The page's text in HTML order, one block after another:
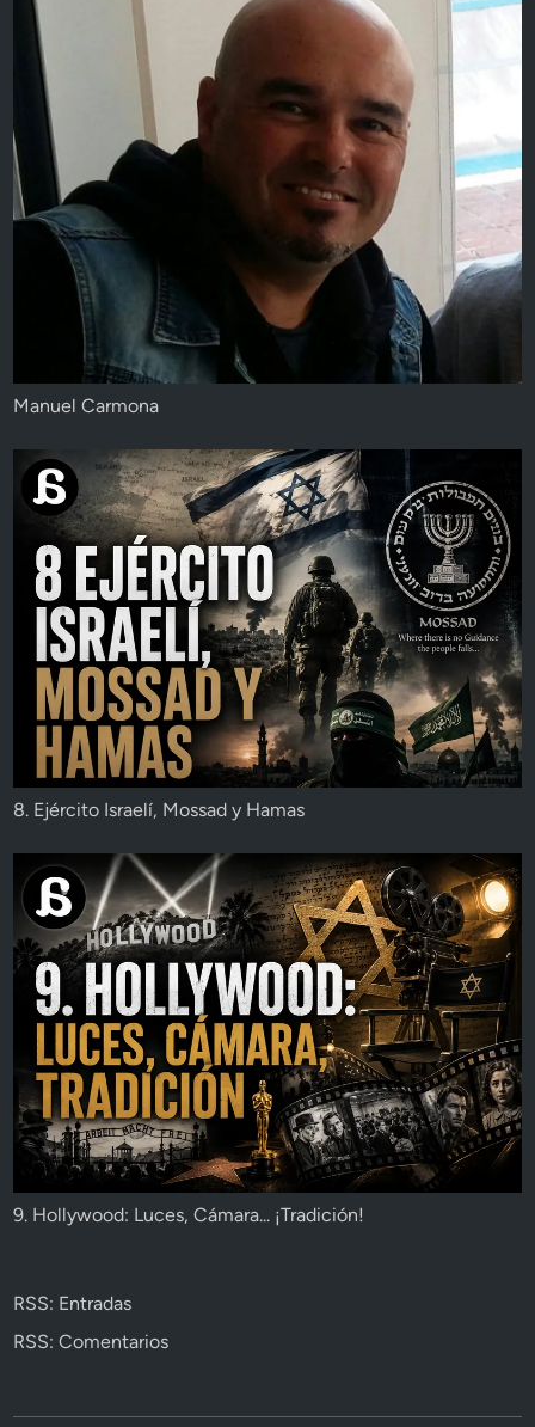
Manuel Carmona
8. Ejército Israelí, Mossad y Hamas
9. Hollywood: Luces, Cámara... ¡Tradición!
RSS: Entradas
RSS: Comentarios